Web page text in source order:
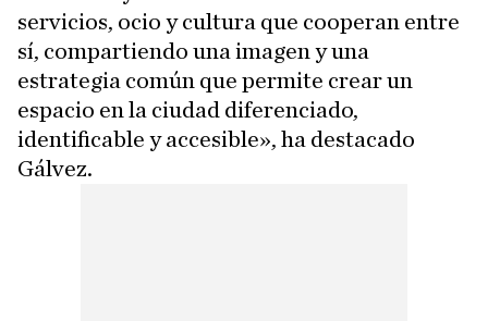
servicios, ocio y cultura que cooperan entre
sí, compartiendo una imagen y una
estrategia común que permite crear un
espacio en la ciudad diferenciado,
identificable y accesible», ha destacado
Gálvez.